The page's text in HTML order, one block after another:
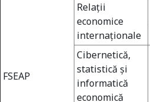
FSEAP
Relaţii
economice
internaţionale
Cibernetică,
statistică şi
informatică
economică